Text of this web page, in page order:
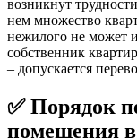
возникнут
нем множество
нежилого не может
собственник
– допускается
✅ Порядок
помещения